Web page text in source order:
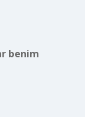
benim